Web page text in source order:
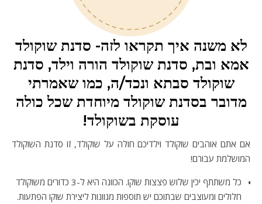
לא משנה איך תקראו לזה- סדנת שוקולד
אמא ובת, סדנת שוקולד הורה וילד, סדנת
שוקולד סבתא ונכד/ה, כמו שאמרתי
מדובר בסדנת שוקולד מיוחדת שכל כולה
עוסקת בשוקולד!
אם אתם אוהבים שוקולד וילדיכם חולה על שוקולד, זו סדנת השוקולד
המושלמת עבורם!
כל משתתף יכין שלוש פצצות שוקו. הכוונה היא ל-3 כדורים משוקולד
חלולים ומעוצבים שבתוכם יש תוספות מגוונות ליצירת שוקו הפתעות.